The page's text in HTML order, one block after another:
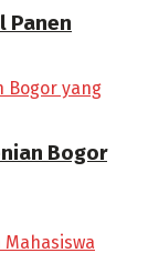
Panen
Bogor